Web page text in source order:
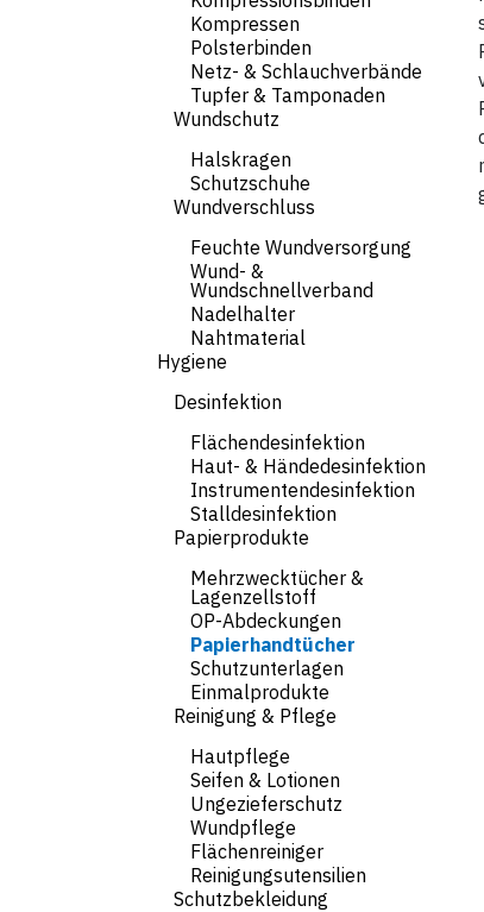
Kompressen
Polsterbinden
Netz- & Schlauchverbände
Tupfer & Tamponaden
Wundschutz
Halskragen
Schutzschuhe
Wundverschluss
Feuchte Wundversorgung
Wund- &
Wundschnellverband
Nadelhalter
Nahtmaterial
Hygiene
Desinfektion
Flächendesinfektion
Haut- & Händedesinfektion
Instrumentendesinfektion
Stalldesinfektion
Papierprodukte
Mehrzwecktücher &
Lagenzellstoff
OP-Abdeckungen
Papierhandtücher
Schutzunterlagen
Einmalprodukte
Reinigung & Pflege
Hautpflege
Seifen & Lotionen
Ungezieferschutz
Wundpflege
Flächenreiniger
Reinigungsutensilien
Schutzbekleidung